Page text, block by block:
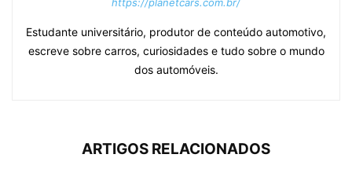
https://planetcars.com.br/
Estudante universitário, produtor de conteúdo automotivo,
escreve sobre carros, curiosidades e tudo sobre o mundo
dos automóveis.
ARTIGOS RELACIONADOS